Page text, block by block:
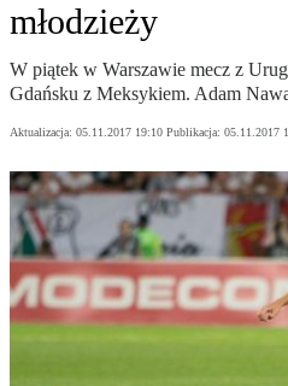
młodzieży
W piątek w Warszawie mecz z
Gdańsku z Meksykiem. Adam
Aktualizacja: 05.11.2017 19:10 Publikacja: 05.11.2017